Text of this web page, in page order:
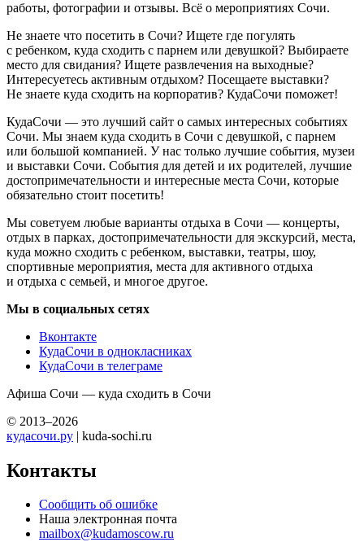
работы, фотографии и отзывы. Всё о мероприятиях Сочи.
Не знаете что посетить в Сочи? Ищете где погулять
с ребенком, куда сходить с парнем или девушкой? Выбираете
место для свидания? Ищете развлечения на выходные?
Интересуетесь активным отдыхом? Посещаете выставки?
Не знаете куда сходить на корпоратив? КудаСочи поможет!
КудаСочи — это лучший сайт о самых интересных событиях
Сочи. Мы знаем куда сходить в Сочи с девушкой, с парнем
или большой компанией. У нас только лучшие события, музеи
и выставки Сочи. События для детей и их родителей, лучшие
достопримечательности и интересные места Сочи, которые
обязательно стоит посетить!
Мы советуем любые варианты отдыха в Сочи — концерты,
отдых в парках, достопримечательности для экскурсий, места,
куда можно сходить с ребенком, выставки, театры, шоу,
спортивные мероприятия, места для активного отдыха
и отдыха с семьей, и многое другое.
Мы в социальных сетях
Вконтакте
КудаСочи в однокласниках
КудаСочи в телеграме
Афиша Сочи — куда сходить в Сочи
© 2013–2026
кудасочи.ру | kuda-sochi.ru
Контакты
Сообщить об ошибке
Наша электронная почта
mailbox@kudamoscow.ru